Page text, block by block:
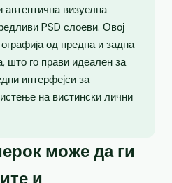
визуелна
PSD слоеви. Овој
од предна и задна
што го прави идеален за
интерфејси за
на вистински лични
може да ги
и